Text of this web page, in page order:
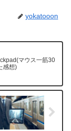
yokatooon
マウス一筋30
感想)